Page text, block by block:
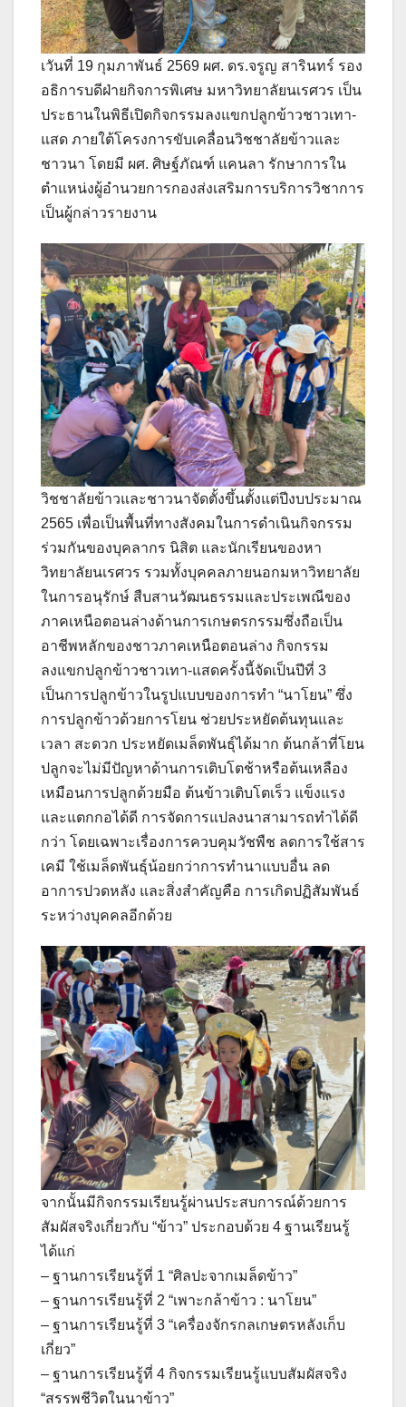
เวันที่ 19 กุมภาพันธ์ 2569 ผศ. ดร.จรูญ สารินทร์ รอง
อธิการบดีฝ่ายกิจการพิเศษ มหาวิทยาลัยนเรศวร เป็น
ประธานในพิธีเปิดกิจกรรมลงแขกปลูกข้าวชาวเทา-
แสด ภายใต้โครงการขับเคลื่อนวิชชาลัยข้าวและ
ชาวนา โดยมี ผศ. ศิษฐ์ภัณฑ์ แคนลา รักษาการใน
ตำแหน่งผู้อำนวยการกองส่งเสริมการบริการวิชาการ
เป็นผู้กล่าวรายงาน
วิชชาลัยข้าวและชาวนาจัดตั้งขึ้นตั้งแต่ปีงบประมาณ
2565 เพื่อเป็นพื้นที่ทางสังคมในการดำเนินกิจกรรม
ร่วมกันของบุคลากร นิสิต และนักเรียนของหา
วิทยาลัยนเรศวร รวมทั้งบุคคลภายนอกมหาวิทยาลัย
ในการอนุรักษ์ สืบสานวัฒนธรรมและประเพณีของ
ภาคเหนือตอนล่างด้านการเกษตรกรรมซึ่งถือเป็น
อาชีพหลักของชาวภาคเหนือตอนล่าง กิจกรรม
ลงแขกปลูกข้าวชาวเทา-แสดครั้งนี้จัดเป็นปีที่ 3
เป็นการปลูกข้าวในรูปแบบของการทำ “นาโยน” ซึ่ง
การปลูกข้าวด้วยการโยน ช่วยประหยัดต้นทุนและ
เวลา สะดวก ประหยัดเมล็ดพันธุ์ได้มาก ต้นกล้าที่โยน
ปลูกจะไม่มีปัญหาด้านการเติบโตช้าหรือต้นเหลือง
เหมือนการปลูกด้วยมือ ต้นข้าวเติบโตเร็ว แข็งแรง
และแตกกอได้ดี การจัดการแปลงนาสามารถทำได้ดี
กว่า โดยเฉพาะเรื่องการควบคุมวัชพืช ลดการใช้สาร
เคมี ใช้เมล็ดพันธุ์น้อยกว่าการทำนาแบบอื่น ลด
อาการปวดหลัง และสิ่งสำคัญคือ การเกิดปฏิสัมพันธ์
ระหว่างบุคคลอีกด้วย
จากนั้นมีกิจกรรมเรียนรู้ผ่านประสบการณ์ด้วยการ
สัมผัสจริงเกี่ยวกับ “ข้าว” ประกอบด้วย 4 ฐานเรียนรู้
ได้แก่
– ฐานการเรียนรู้ที่ 1 “ศิลปะจากเมล็ดข้าว”
– ฐานการเรียนรู้ที่ 2 “เพาะกล้าข้าว : นาโยน”
– ฐานการเรียนรู้ที่ 3 “เครื่องจักรกลเกษตรหลังเก็บ
เกี่ยว”
– ฐานการเรียนรู้ที่ 4 กิจกรรมเรียนรู้แบบสัมผัสจริง
“สรรพชีวิตในนาข้าว”